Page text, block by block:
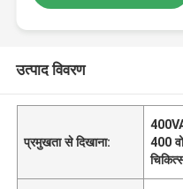
उत्पाद विवरण
प्रमुखता से दिखाना:
400